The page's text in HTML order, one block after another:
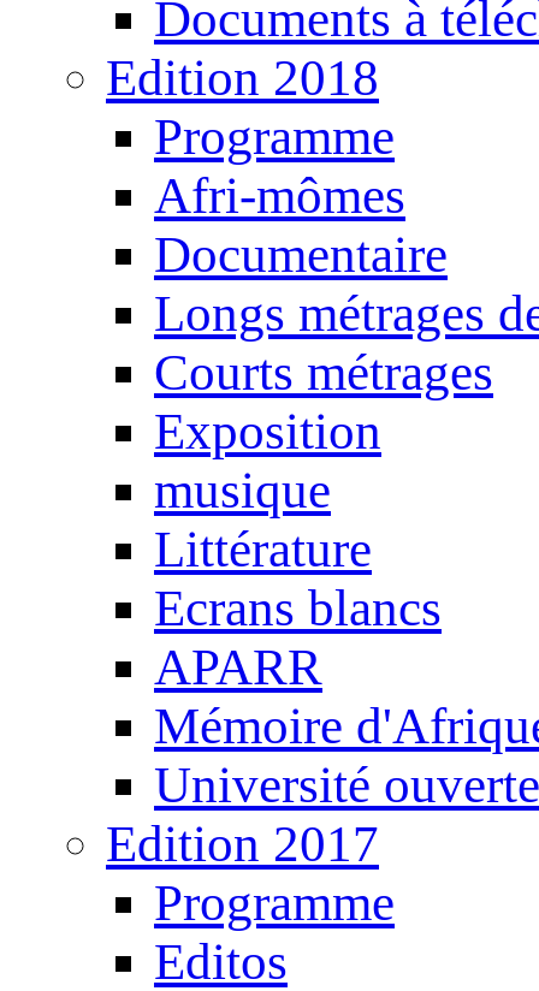
Documents à
Edition 2018
Programme
Afri-mômes
Documentaire
Longs métrages
Courts métrages
Exposition
musique
Littérature
Ecrans blancs
APARR
Mémoire
Université ouverte
Edition 2017
Programme
Editos